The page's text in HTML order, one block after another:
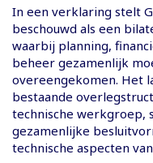
In een verklaring stelt
beschouwd als een
waarbij planning,
beheer gezamenlijk
overeengekomen. Het
bestaande
technische werkgroep,
gezamenlijke
technische aspecten